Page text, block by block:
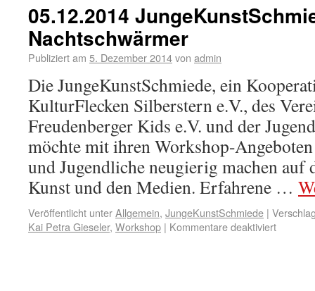
05.12.2014
Nachtschwärmer
Publiziert am 5. Dezember 2014von admin
Die JungeKunstSchmiede, ein
KulturFlecken Silberstern e.V., des
Freudenberger Kids e.V. und der
möchte mit ihren Workshop-
und Jugendliche neugierig machen auf
Kunst und den Medien. Erfahrene …
Veröffentlicht unterAllgemein, JungeKunstSchmiede |
Kai Petra Gieseler, Workshop | Kommentare deaktiviert